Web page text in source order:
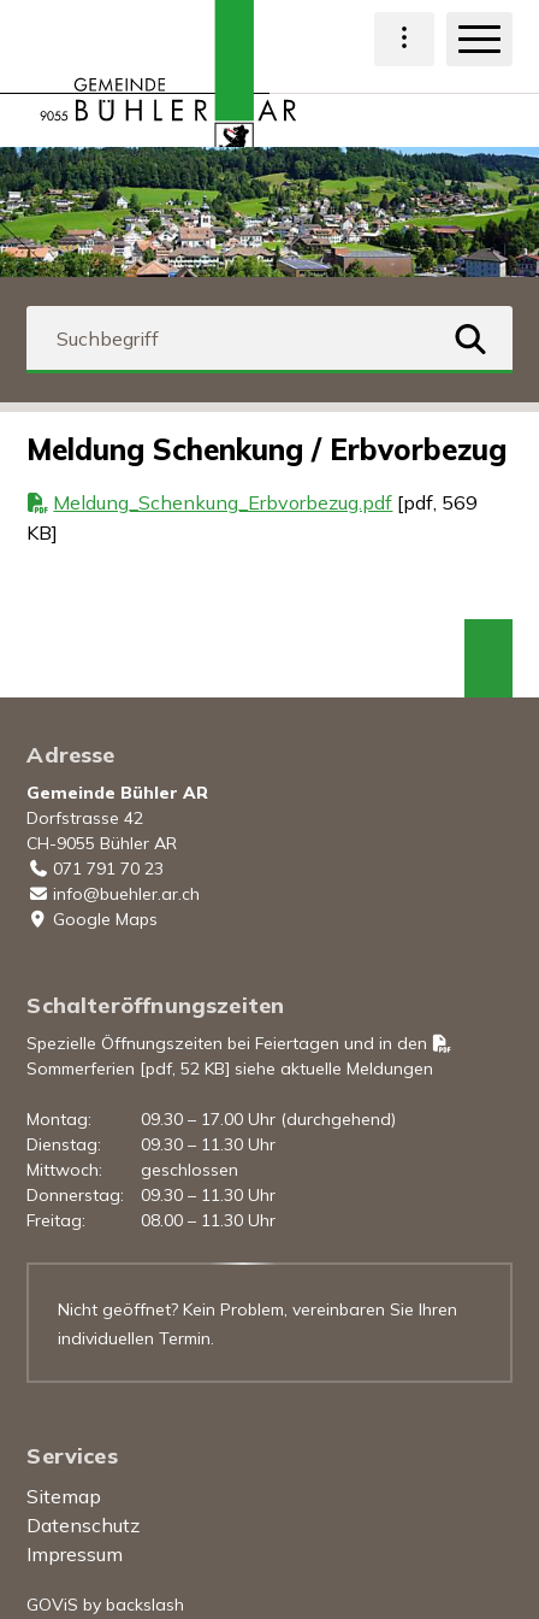
Navigieren in
suchen
Meldung Schenkung / Erbvorbezug
Meldung_Schenkung_Erbvorbezug.pdf [pdf, 569
KB]
Footer
Adresse
Gemeinde Bühler AR
Dorfstrasse 42
CH-9055 Bühler AR
071 791 70 23
info@buehler.ar.ch
Google Maps
Schalteröffnungszeiten
Spezielle Öffnungszeiten bei Feiertagen und in den
Sommerferien [pdf, 52 KB] siehe aktuelle Meldungen
Montag:
09.30 – 17.00 Uhr (durchgehend)
Dienstag:
09.30 – 11.30 Uhr
Mittwoch:
geschlossen
Donnerstag:
09.30 – 11.30 Uhr
Freitag: 08.00 – 11.30 Uhr
Nicht geöffnet? Kein Problem, vereinbaren Sie Ihren
individuellen Termin.
Services
Sitemap
Datenschutz
Impressum
GOViS bybackslash